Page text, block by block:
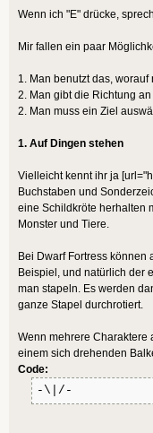
Wenn ich "E" drücke,
Mir fallen ein paar
1. Man benutzt das, worauf
2. Man gibt die Richtung an
2. Man muss ein Ziel
1. Auf Dingen stehen
Vielleicht kennt ihr ja
Buchstaben und
eine Schildkröte herhalten
Monster und Tiere.
Bei Dwarf Fortress können
Beispiel, und natürlich der
man stapeln. Es werden
ganze Stapel durchrotiert.
Wenn mehrere Charaktere
einem sich drehenden
Code:
-\|/-